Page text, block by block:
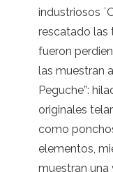
industriosos
rescatado las
fueron
las muestran
Peguche”:
originales
como
elementos,
muestran una